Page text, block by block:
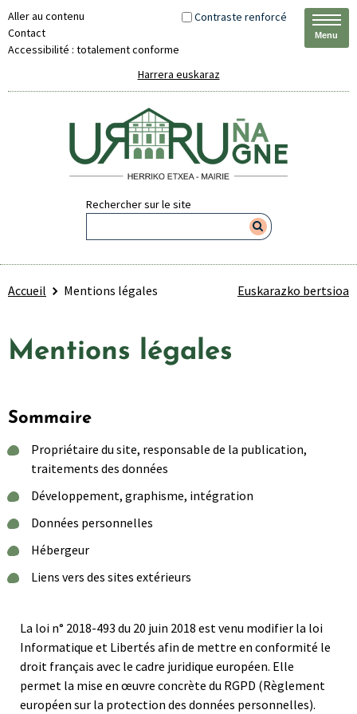
Aller au contenu
Contact
Accessibilité : totalement conforme
Contraste renforcé
Harrera euskaraz
Rechercher sur le site
Menu
Accueil Mentions légales Euskarazko bertsioa
Mentions légales
Sommaire
Propriétaire du site, responsable de la publication,
traitements des données
Développement, graphisme, intégration
Données personnelles
Hébergeur
Liens vers des sites extérieurs
La loi n° 2018-493 du 20 juin 2018 est venu modifier la loi
Informatique et Libertés afin de mettre en conformité le
droit français avec le cadre juridique européen. Elle
permet la mise en œuvre concrète du RGPD (Règlement
européen sur la protection des données personnelles).